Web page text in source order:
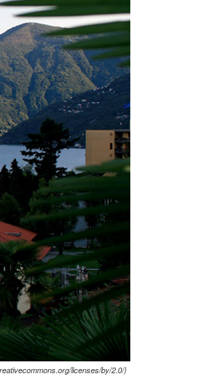
licenses/by/2.0/)